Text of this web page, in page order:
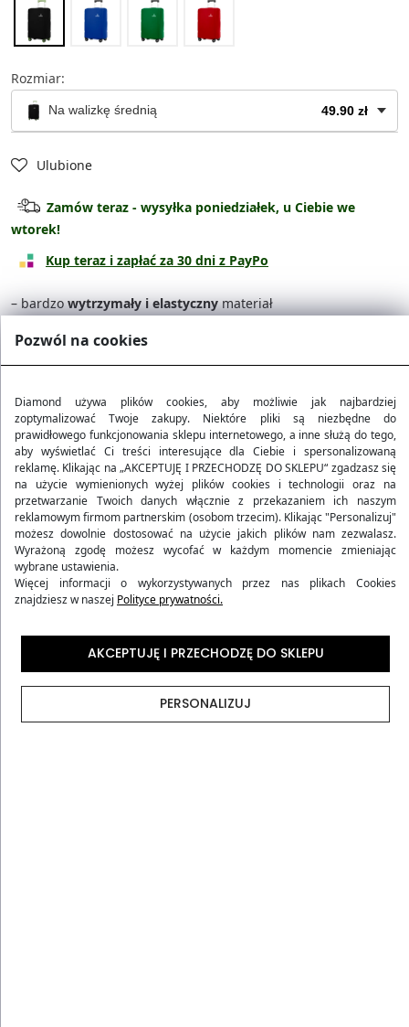
Rozmiar:
Na walizkę średnią 49.90 zł
Na walizkę kabinową
Ulubione
Zamów teraz - wysyłka poniedziałek, u Ciebie we
wtorek!
Kup teraz i zapłać za 30 dni z PayPo
– bardzowytrzymały i elastycznymateriał
– wyposażony w dodatkowy
– ponadczasowy i elegancki wygląd
Polska Marka
Darmowa dostawa od 200 zł
30 dni na zwrot
Opis i parametry produktu
Opinie
Metody dostawy
Pozwól na cookies
Diamond używa plików cookies, aby możliwie jak najbardziej
zoptymalizować Twoje zakupy. Niektóre pliki są niezbędne do
prawidłowego funkcjonowania sklepu internetowego, a inne służą do tego,
aby wyświetlać Ci treści interesujące dla Ciebie i spersonalizowaną
reklamę. Klikając na „AKCEPTUJĘ I PRZECHODZĘ DO SKLEPU“ zgadzasz się
na użycie wymienionych wyżej plików cookies i technologii oraz na
przetwarzanie Twoich danych włącznie z przekazaniem ich naszym
reklamowym firmom partnerskim (osobom trzecim). Klikając "Personalizuj"
możesz dowolnie dostosować na użycie jakich plików nam zezwalasz.
Wyrażoną zgodę możesz wycofać w każdym momencie zmieniając
wybrane ustawienia.
Więcej informacji o wykorzystywanych przez nas plikach Cookies
znajdziesz w naszej Polityce prywatności.
AKCEPTUJĘ I PRZECHODZĘ DO SKLEPU
PERSONALIZUJ